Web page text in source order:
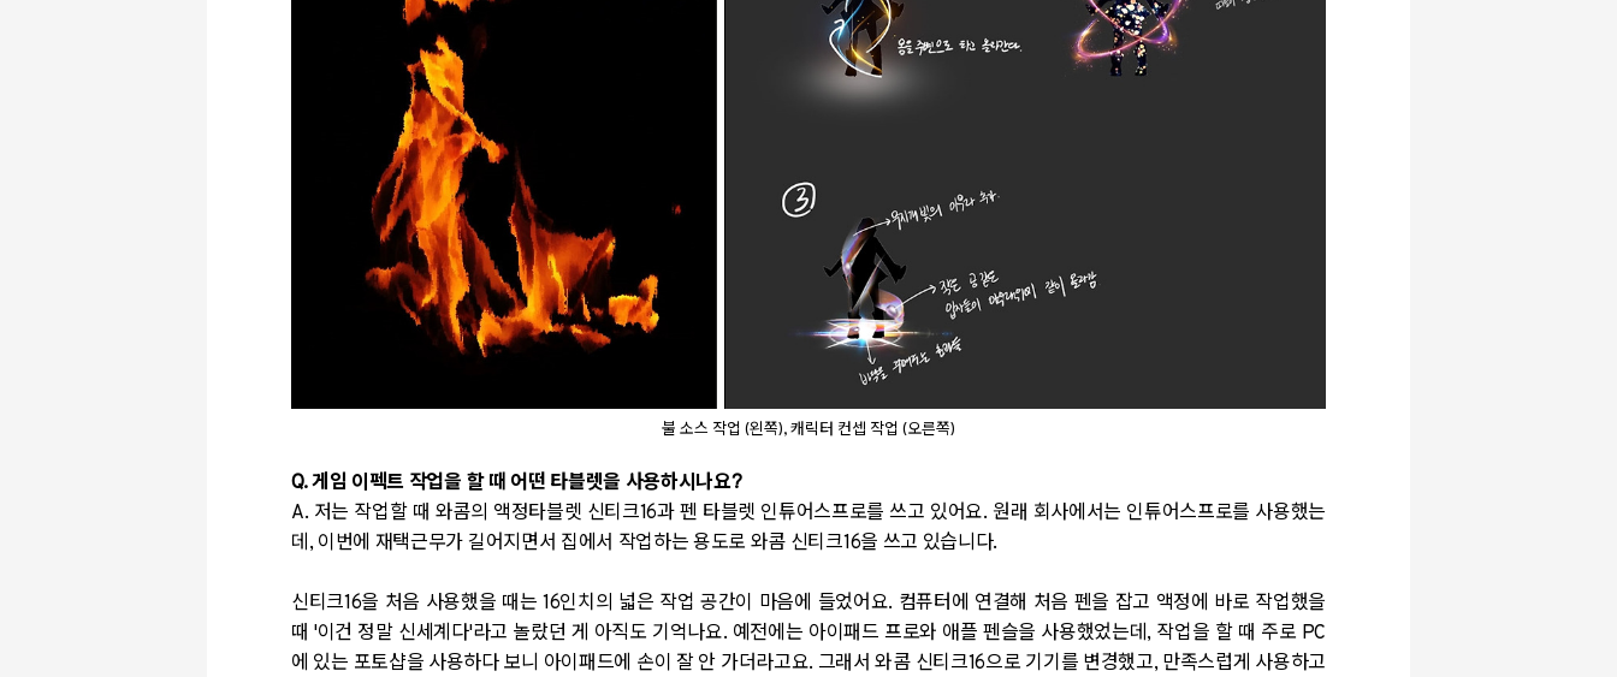
불 소스 작업 (왼쪽), 캐릭터 컨셉 작업 (오른쪽)
Q. 게임 이펙트 작업을 할 때 어떤 타블렛을 사용하시나요?
A. 저는 작업할 때 와콤의 액정타블렛 신티크16과 펜 타블렛 인튜어스프로를 쓰고 있어요. 원래 회사에서는 인튜어스프로를 사용했는
데, 이번에 재택근무가 길어지면서 집에서 작업하는 용도로 와콤 신티크16을 쓰고 있습니다.
신티크16을 처음 사용했을 때는 16인치의 넓은 작업 공간이 마음에 들었어요. 컴퓨터에 연결해 처음 펜을 잡고 액정에 바로 작업했을
때 '이건 정말 신세계다'라고 놀랐던 게 아직도 기억나요. 예전에는 아이패드 프로와 애플 펜슬을 사용했었는데, 작업을 할 때 주로 PC
에 있는 포토샵을 사용하다 보니 아이패드에 손이 잘 안 가더라고요. 그래서 와콤 신티크16으로 기기를 변경했고, 만족스럽게 사용하고